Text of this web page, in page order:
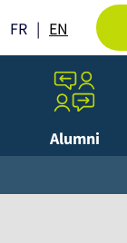
FR EN
Alumni